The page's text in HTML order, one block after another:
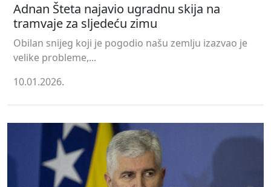
Adnan Šteta najavio ugradnu skija na
tramvaje za sljedeću zimu
Obilan snijeg koji je pogodio našu zemlju izazvao je
velike probleme,...
10.01.2026.